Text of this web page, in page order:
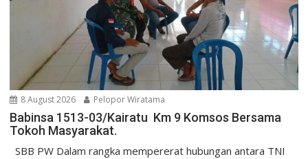
8 August 2026 Pelopor Wiratama
Babinsa 1513-03/Kairatu Km 9 Komsos Bersama
Tokoh Masyarakat.
SBB PW Dalam rangka mempererat hubungan antara TNI